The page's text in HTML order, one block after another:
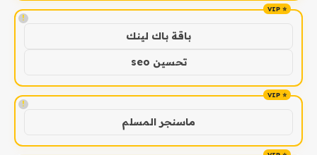
!
باقة باك لينك
تحسين seo
!
ماسنجر المسلم